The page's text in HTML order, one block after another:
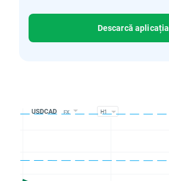
Descarcă aplicația